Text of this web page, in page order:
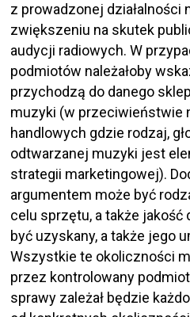
z prowadzonej działalności
zwiększeniu na skutek
audycji radiowych. W
podmiotów należałoby
przychodzą do danego
muzyki (w przeciwieństwie
handlowych gdzie rodzaj,
odtwarzanej muzyki jest
strategii marketingowej).
argumentem może być
celu sprzętu, a także jakość
być uzyskany, a także jego
Wszystkie te okoliczności
przez kontrolowany
sprawy zależał będzie